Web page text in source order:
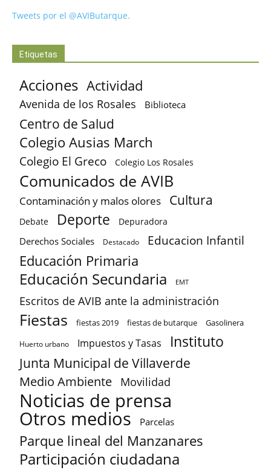
Tweets por el @AVIButarque.
Etiquetas
Acciones Actividad
Avenida de los Rosales Biblioteca
Centro de Salud
Colegio Ausias March
Colegio El Greco Colegio Los Rosales
Comunicados de AVIB
Contaminación y malos olores Cultura
Debate Deporte Depuradora
Derechos Sociales Destacado Educacion Infantil
Educación Primaria
Educación Secundaria EMT
Escritos de AVIB ante la administración
Fiestas fiestas 2019 fiestas de butarque Gasolinera
Huerto urbano Impuestos y Tasas Instituto
Junta Municipal de Villaverde
Medio Ambiente Movilidad
Noticias de prensa
Otros medios Parcelas
Parque lineal del Manzanares
Participación ciudadana